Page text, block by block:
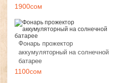
1900сом
Фонарь прожектор
аккумуляторный на солнечной
батарее
1100сом